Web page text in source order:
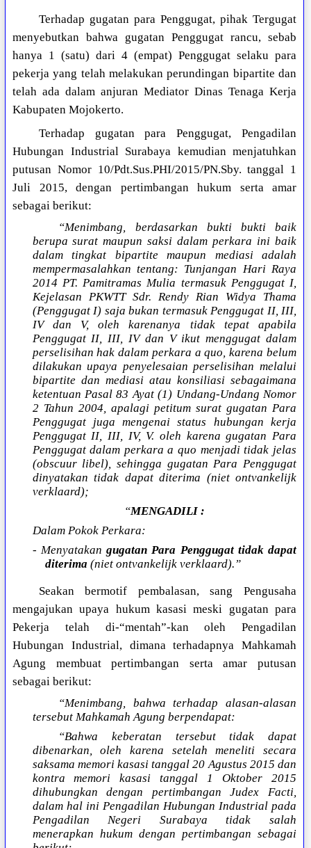
Terhadap gugatan para Penggugat, pihak Tergugat
menyebutkan bahwa gugatan Penggugat rancu, sebab
hanya 1 (satu) dari 4 (empat) Penggugat selaku para
pekerja yang telah melakukan perundingan bipartite dan
telah ada dalam anjuran Mediator Dinas Tenaga Kerja
Kabupaten Mojokerto.
Terhadap gugatan para Penggugat, Pengadilan
Hubungan Industrial Surabaya kemudian menjatuhkan
putusan Nomor 10/Pdt.Sus.PHI/2015/PN.Sby. tanggal 1
Juli 2015, dengan pertimbangan hukum serta amar
sebagai berikut:
“Menimbang, berdasarkan bukti bukti baik
berupa surat maupun saksi dalam perkara ini baik
dalam tingkat bipartite maupun mediasi adalah
mempermasalahkan tentang: Tunjangan Hari Raya
2014 PT. Pamitramas Mulia termasuk Penggugat I,
Kejelasan PKWTT Sdr. Rendy Rian Widya Thama
(Penggugat I) saja bukan termasuk Penggugat II, III,
IV dan V, oleh karenanya tidak tepat apabila
Penggugat II, III, IV dan V ikut menggugat dalam
perselisihan hak dalam perkara a quo, karena belum
dilakukan upaya penyelesaian perselisihan melalui
bipartite dan mediasi atau konsiliasi sebagaimana
ketentuan Pasal 83 Ayat (1) Undang-Undang Nomor
2 Tahun 2004, apalagi petitum surat gugatan Para
Penggugat juga mengenai status hubungan kerja
Penggugat II, III, IV, V. oleh karena gugatan Para
Penggugat dalam perkara a quo menjadi tidak jelas
(obscuur libel), sehingga gugatan Para Penggugat
dinyatakan tidak dapat diterima (niet ontvankelijk
verklaard);
“MENGADILI :
Dalam Pokok Perkara:
- Menyatakangugatan Para Penggugat tidak dapat
diterima (niet ontvankelijk verklaard).”
Seakan bermotif pembalasan, sang Pengusaha
mengajukan upaya hukum kasasi meski gugatan para
Pekerja telah di-“mentah”-kan oleh Pengadilan
Hubungan Industrial, dimana terhadapnya Mahkamah
Agung membuat pertimbangan serta amar putusan
sebagai berikut:
“Menimbang, bahwa terhadap alasan-alasan
tersebut Mahkamah Agung berpendapat:
“Bahwa keberatan tersebut tidak dapat
dibenarkan, oleh karena setelah meneliti secara
saksama memori kasasi tanggal 20 Agustus 2015 dan
kontra memori kasasi tanggal 1 Oktober 2015
dihubungkan dengan pertimbangan Judex Facti,
dalam hal ini Pengadilan Hubungan Industrial pada
Pengadilan Negeri Surabaya tidak salah
menerapkan hukum dengan pertimbangan sebagai